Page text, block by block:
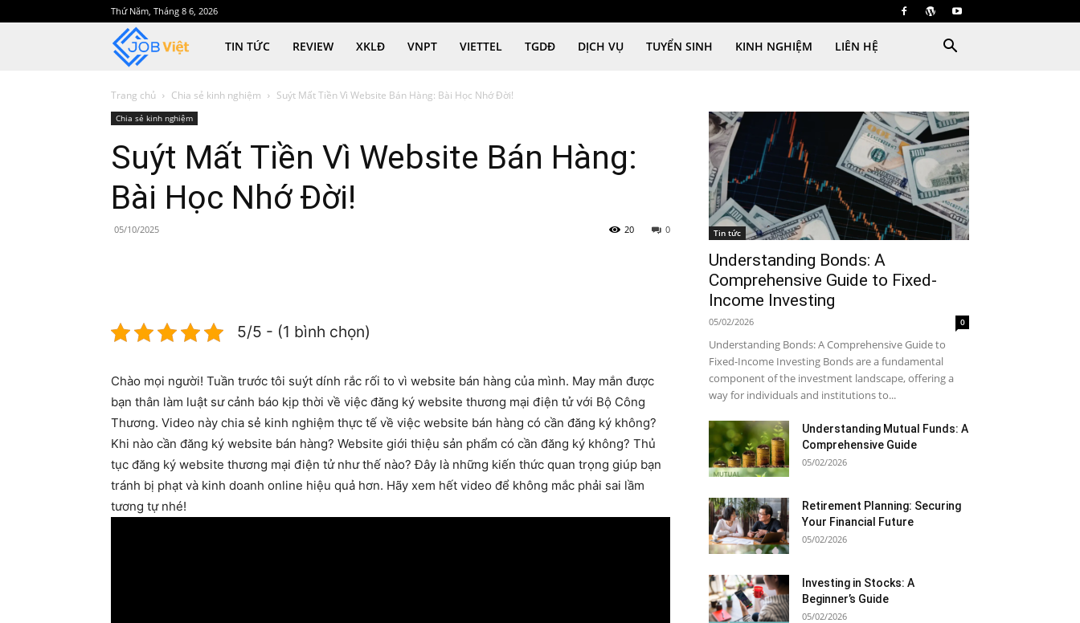
Thứ Năm, Tháng 8 6, 2026
JobViet
TIN TỨC REVIEW XKLĐ VNPT VIETTEL TGDĐ DỊCH VỤ TUYỂN SINH KINH NGHIỆM LIÊN HỆ
Trang chủ Chia sẻ kinh nghiệm Suýt Mất Tiền Vì Website Bán Hàng: Bài Học Nhớ Đời!
Chia sẻ kinh nghiệm
Suýt Mất Tiền Vì Website Bán Hàng:
Bài Học Nhớ Đời!
05/10/2025 0
20
5/5 - (1 bình chọn)
Chào mọi người! Tuần trước tôi suýt dính rắc rối to vì website bán hàng của mình. May mắn được
bạn thân làm luật sư cảnh báo kịp thời về việc đăng ký website thương mại điện tử với Bộ Công
Thương. Video này chia sẻ kinh nghiệm thực tế về việc website bán hàng có cần đăng ký không?
Khi nào cần đăng ký website bán hàng? Website giới thiệu sản phẩm có cần đăng ký không? Thủ
tục đăng ký website thương mại điện tử như thế nào? Đây là những kiến thức quan trọng giúp bạn
tránh bị phạt và kinh doanh online hiệu quả hơn. Hãy xem hết video để không mắc phải sai lầm
tương tự nhé!
Tin tức
Understanding Bonds: A
Comprehensive Guide to Fixed-
Income Investing
05/02/2026 0
Understanding Bonds: A Comprehensive Guide to
Fixed-Income Investing Bonds are a fundamental
component of the investment landscape, offering a
way for individuals and institutions to...
Understanding Mutual Funds: A
Comprehensive Guide
05/02/2026
Retirement Planning: Securing
Your Financial Future
05/02/2026
Investing in Stocks: A
Beginner’s Guide
05/02/2026